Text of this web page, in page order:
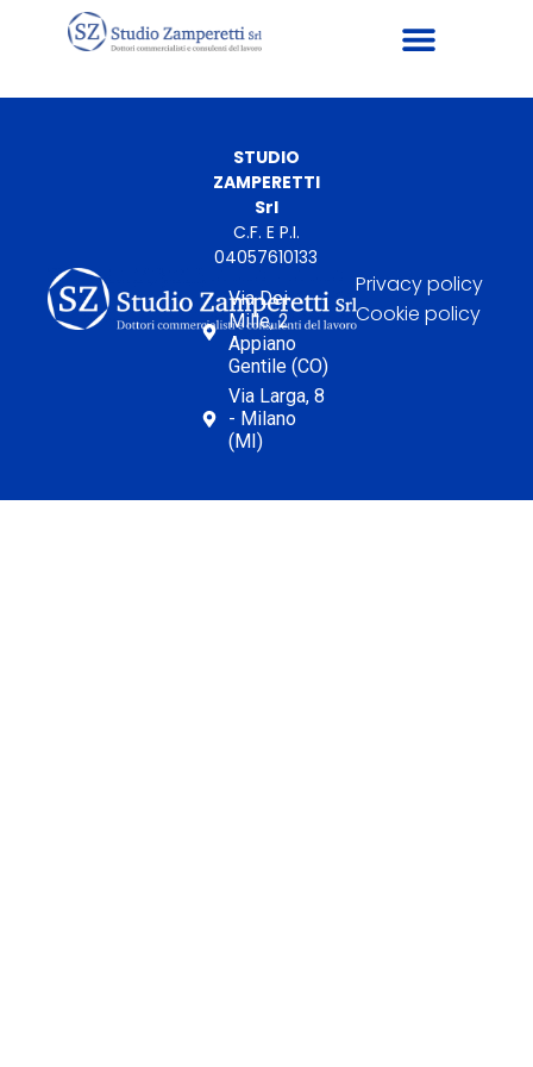
STUDIO
ZAMPERETTI
Srl
C.F. E P.I.
04057610133
Via Dei
Mille, 2
Appiano
Gentile (CO)
Via Larga, 8
- Milano
(MI)
Privacy policy
Cookie policy